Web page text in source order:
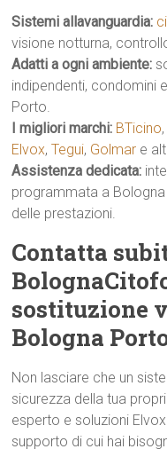
Sistemi allavanguardia:
visione notturna,
Adatti a ogni ambiente:
indipendenti, condomini
Porto.
I migliori marchi: BTicino,
Elvox,Tegui, Golmar e
Assistenza dedicata:
programmata a
delle prestazioni.
Contatta
sostituzione
Bologna
Non lasciare che un
sicurezza della tua
esperto e soluzioni
supporto di cui hai